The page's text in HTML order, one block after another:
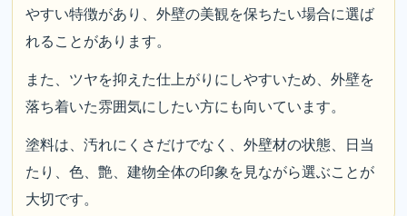
やすい特徴があり、外壁の美観を保ちたい場合に選ば
れることがあります。
また、ツヤを抑えた仕上がりにしやすいため、外壁を
落ち着いた雰囲気にしたい方にも向いています。
塗料は、汚れにくさだけでなく、外壁材の状態、日当
たり、色、艶、建物全体の印象を見ながら選ぶことが
大切です。